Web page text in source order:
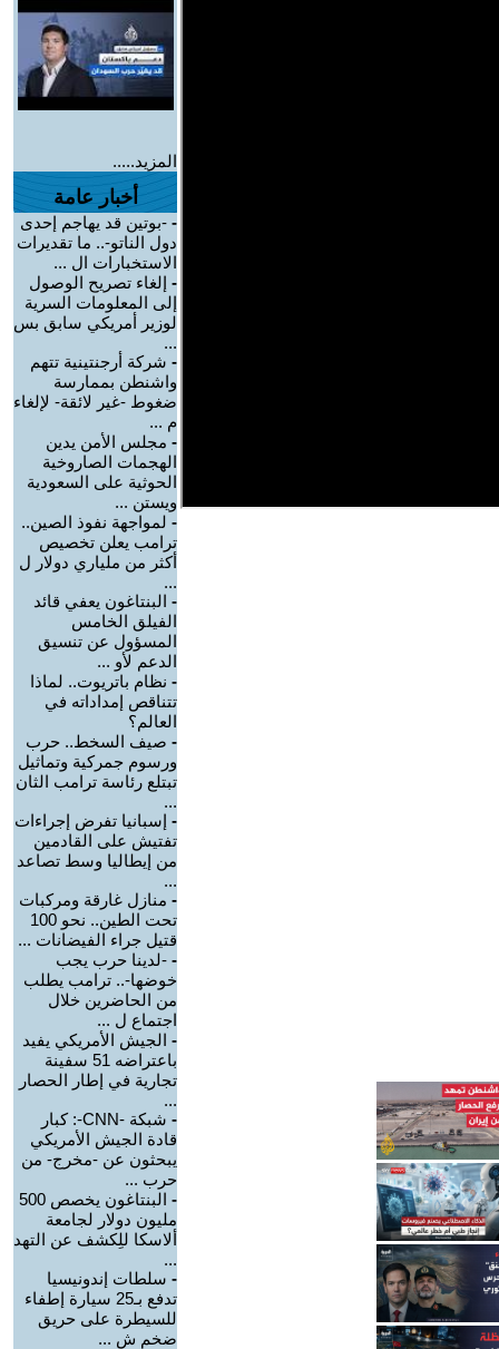
المزيد.....
أخبار عامة
- -بوتين قد يهاجم إحدى
دول الناتو-.. ما تقديرات
الاستخبارات ال ...
- إلغاء تصريح الوصول
إلى المعلومات السرية
لوزير أمريكي سابق بس
...
- شركة أرجنتينية تتهم
واشنطن بممارسة
ضغوط -غير لائقة- لإلغاء
م ...
- مجلس الأمن يدين
الهجمات الصاروخية
الحوثية على السعودية
ويستن ...
- لمواجهة نفوذ الصين..
ترامب يعلن تخصيص
أكثر من ملياري دولار ل
...
- البنتاغون يعفي قائد
الفيلق الخامس
المسؤول عن تنسيق
الدعم لأو ...
- نظام باتريوت.. لماذا
تتناقص إمداداته في
العالم؟
- صيف السخط.. حرب
ورسوم جمركية وتماثيل
تبتلع رئاسة ترامب الثان
...
- إسبانيا تفرض إجراءات
تفتيش على القادمين
من إيطاليا وسط تصاعد
...
- منازل غارقة ومركبات
تحت الطين.. نحو 100
قتيل جراء الفيضانات ...
- -لدينا حرب يجب
خوضها-.. ترامب يطلب
من الحاضرين خلال
اجتماع ل ...
- الجيش الأمريكي يفيد
باعتراضه 51 سفينة
تجارية في إطار الحصار
...
-
شبكة -CNN-: كبار
قادة الجيش الأمريكي
يبحثون عن -مخرج- من
حرب ...
-
البنتاغون يخصص 500
مليون دولار لجامعة
ألاسكا للِكشف عن التهد
...
- سلطات إندونيسيا
تدفع بـ25 سيارة إطفاء
للسيطرة على حريق
ضخم ش ...